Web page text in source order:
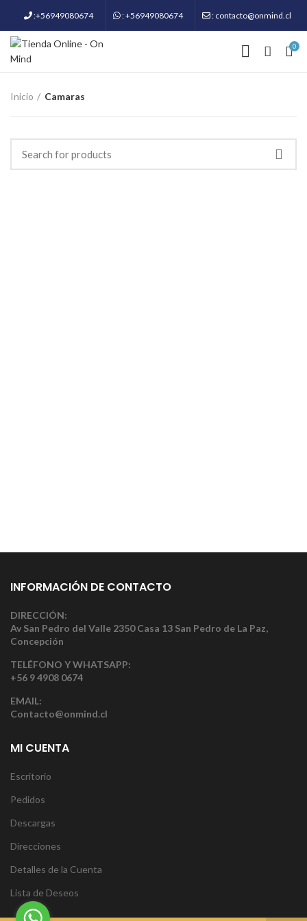
:+56949080674 : +56949080674 : contacto@onmind.cl
0
Inicio Camaras
INFORMACIÓN DE CONTACTO
DIRECCIÓN:
Av San Pedro del Valle 2350 Casa 13 San Pedro de La Paz,
Concepción
TELÉFONO Y WHATSAPP:
+56 9 4908 0674
EMAIL:
Contacto@onmind.cl
MI CUENTA
Escritorio
Pedidos
Descargas
Direcciones
Detalles de la Cuenta
Lista de Deseos